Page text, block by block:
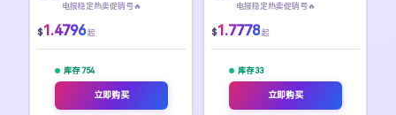
电报稳定热卖促销号🔥
$1.4796 起
库存 754
立即购买
电报稳定热卖促销号🔥
$1.7778 起
库存 33
立即购买